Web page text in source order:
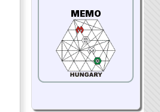
MEMO